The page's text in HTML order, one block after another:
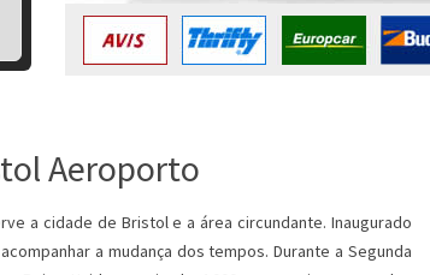
Aeroporto
a cidade de Bristol e a área circundante. Inaugurado
a mudança dos tempos. Durante a Segunda